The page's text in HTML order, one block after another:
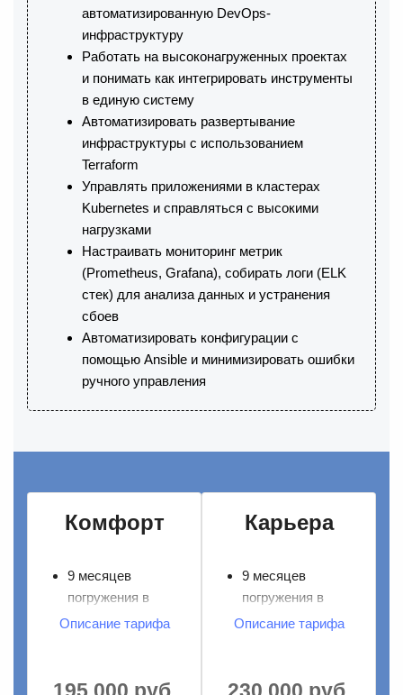
автоматизированную DevOps-
инфраструктуру
Работать на высоконагруженных проектах
и понимать как интегрировать инструменты
в единую систему
Автоматизировать развертывание
инфраструктуры с использованием
Terraform
Управлять приложениями в кластерах
Kubernetes и справляться с высокими
нагрузками
Настраивать мониторинг метрик
(Prometheus, Grafana), собирать логи (ELK
стек) для анализа данных и устранения
сбоев
Автоматизировать конфигурации с
помощью Ansible и минимизировать ошибки
ручного управления
Комфорт
9 месяцев
погружения в
DevOps
Сквозной учебный
Описание тарифа
Карьера
9 месяцев
погружения в
DevOps
Сквозной учебный
Описание тарифа